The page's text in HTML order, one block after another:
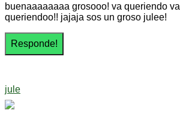
buenaaaaaaaa grosooo! va queriendo va
queriendoo!! jajaja sos un groso julee!
jule